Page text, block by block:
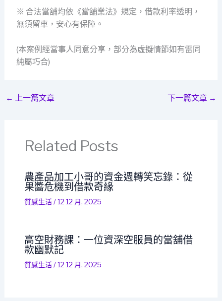
※ 合法當舖均依《當舖業法》規定，借款利率透明，
無須留車，安心有保障。
(本案例經當事人同意分享，部分為虛擬情節如有雷同
純屬巧合)
← 上一篇文章 下一篇文章 →
Related Posts
農產品加工小哥的資金週轉笑忘錄：從
果醬危機到借款奇緣
質感生活/12 12 月, 2025
高空財務課：一位資深空服員的當舖借
款幽默記
質感生活/12 12 月, 2025